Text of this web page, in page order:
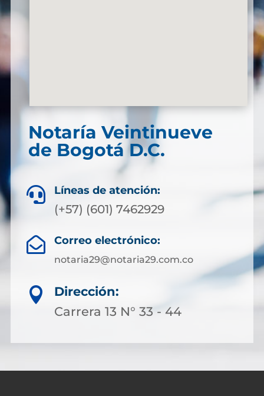
Notaría Veintinueve
de Bogotá D.C.
 Líneas de atención:
(+57) (601) 7462929
 Correo electrónico:
notaria29@notaria29.com.co

Dirección:
Carrera 13 N° 33 - 44